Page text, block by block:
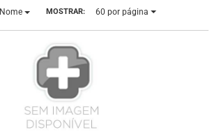
Nome MOSTRAR: 60 por página